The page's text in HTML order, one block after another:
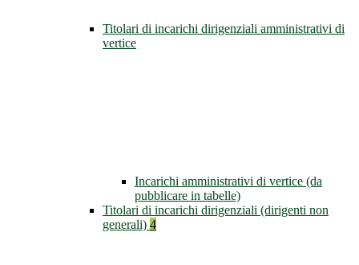
Titolari di incarichi dirigenziali amministrativi di
vertice
Incarichi amministrativi di vertice (da
pubblicare in tabelle)
Titolari di incarichi dirigenziali (dirigenti non
generali) 4